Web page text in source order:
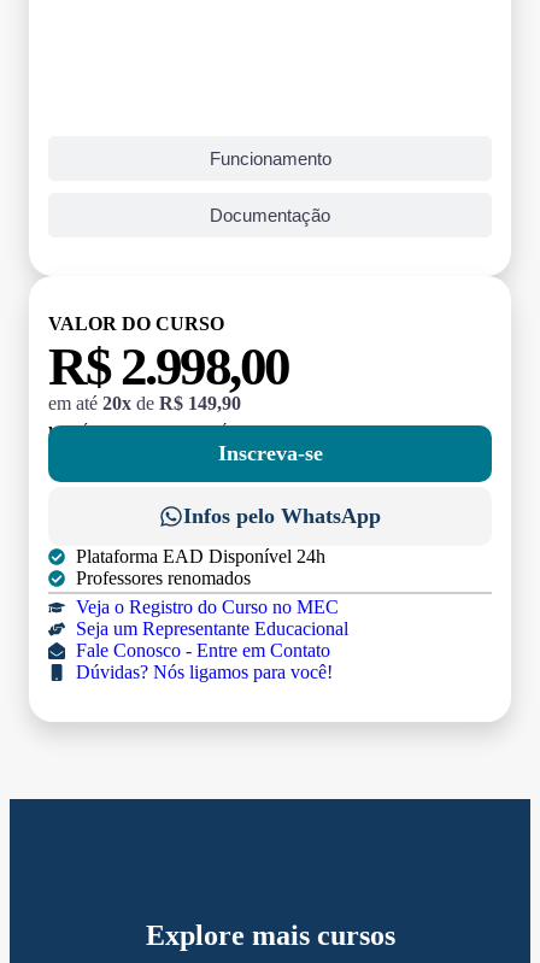
Funcionamento
Documentação
VALOR DO CURSO
R$ 2.998,00
em até 20x de R$ 149,90
MATRÍCULA:
Inscreva-se
Infos pelo WhatsApp
Plataforma EAD Disponível 24h
Professores renomados
Veja o Registro do Curso no MEC
Seja um Representante Educacional
Fale Conosco - Entre em Contato
Dúvidas? Nós ligamos para você!
Explore mais cursos